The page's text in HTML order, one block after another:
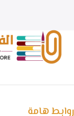
روابط هامة